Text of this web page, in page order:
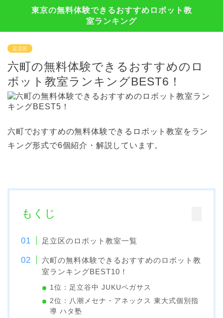
東京の無料体験できるおすすめロボット教
室ランキング
足立区
六町の無料体験できるおすすめのロ
ボット教室ランキングBEST6！
六町でおすすめの無料体験できるロボット教室をラン
キング形式で6個紹介・解説しています。
もくじ
足立区のロボット教室一覧
六町の無料体験できるおすすめのロボット教
室ランキングBEST10！
1位：足立谷中 JUKUペガサス
2位：八潮メセナ・アネックス 東大式個別指
導 ハタ塾